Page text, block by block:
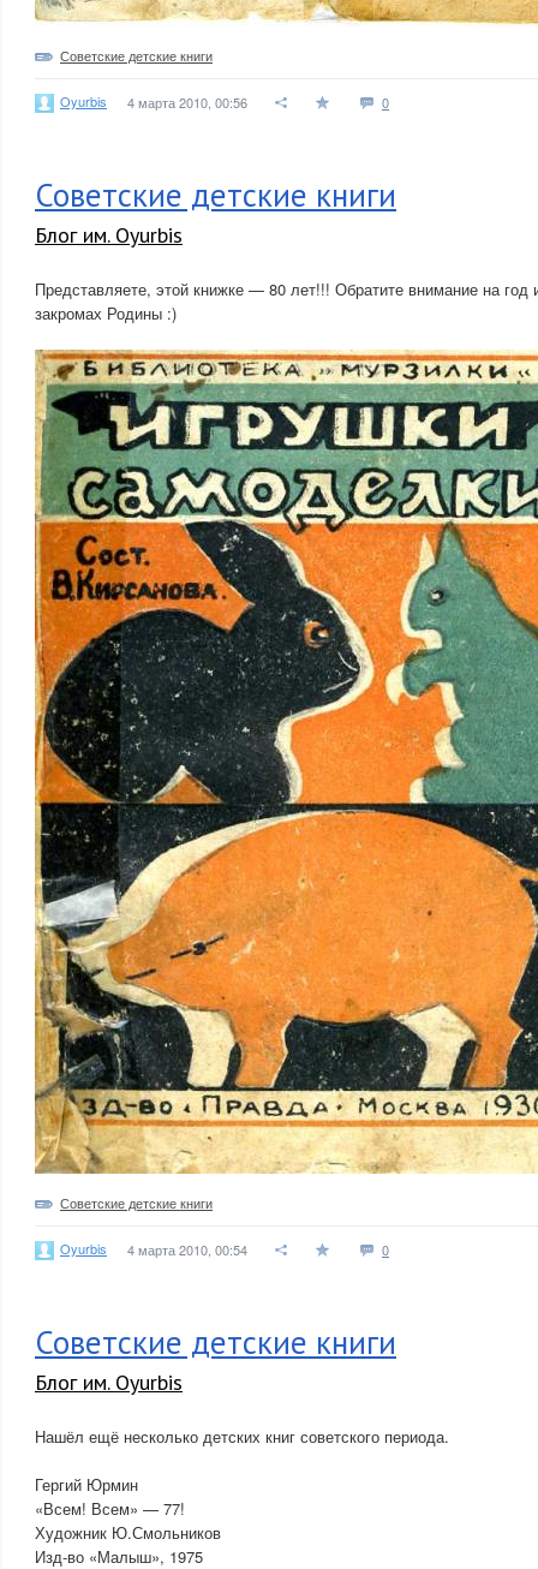
Советские детские книги
Oyurbis 4 марта 2010, 00:56 0
Советские детские книги
Блог им. Oyurbis
Представляете, этой книжке — 80 лет!!! Обратите внимание на
закромах Родины :)
Советские детские книги
Oyurbis 4 марта 2010, 00:54 0
Советские детские книги
Блог им. Oyurbis
Нашёл ещё несколько детских книг советского периода.
Гергий Юрмин
«Всем! Всем» — 77!
Художник Ю.Смольников
Изд-во «Малыш», 1975